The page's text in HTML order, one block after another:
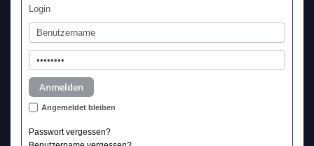
Login
Angemeldet bleiben
Passwort vergessen?